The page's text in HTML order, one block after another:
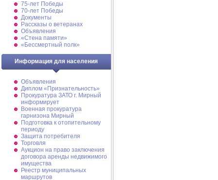
75-лет Победы
70-лет Победы
Документы
Рассказы о ветеранах
Объявления
«Стена памяти»
«Бессмертный полк»
Информация для населения
Объявления
Диплом «Признательность»
Прокуратура ЗАТО г. Мирный
информирует
Военная прокуратура
гарнизона Мирный
Подготовка к отопительному
периоду
Защита потребителя
Торговля
Аукцион на право заключения
договора аренды недвижимого
имущества
Реестр муниципальных
маршрутов